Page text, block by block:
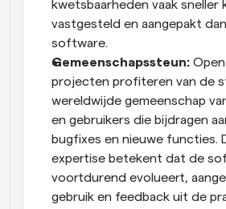
kwetsbaarheden vaak sneller
vastgesteld en aangepakt
software.
Gemeenschapssteun:
projecten profiteren van de
wereldwijde gemeenschap
en gebruikers die bijdragen
bugfixes en nieuwe functies.
expertise betekent dat de
voortdurend evolueert,
gebruik en feedback uit de